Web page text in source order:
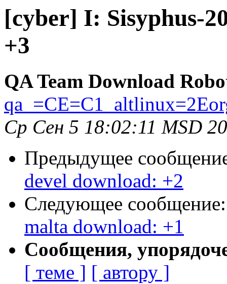
[cyber] I: Sisyphus-
+3
QA Team Download
Ср Сен 5 18:02:11 MSD
Предыдущее
devel download: +2
Следующее
malta download: +1
Сообщения,
[ теме ] [ автору ]